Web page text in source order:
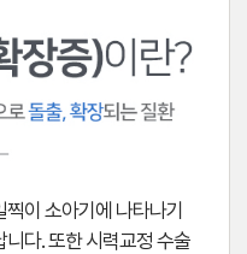
이 소아기에 나타나기
다. 또한 시력교정 수술